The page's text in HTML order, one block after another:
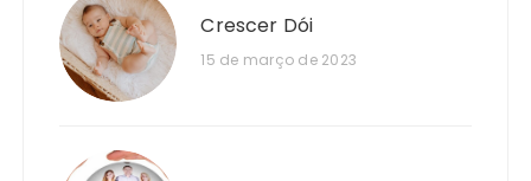
Crescer Dói
15 de março de 2023